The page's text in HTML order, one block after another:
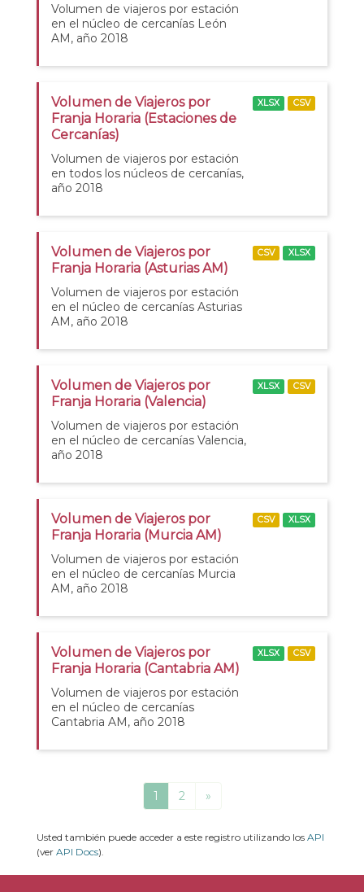
Volumen de viajeros por estación
en el núcleo de cercanías León
AM, año 2018
Volumen de Viajeros por
Franja Horaria (Estaciones de
Cercanías)
Volumen de viajeros por estación
en todos los núcleos de cercanías,
año 2018
XLSX CSV
Volumen de Viajeros por
Franja Horaria (Asturias AM)
Volumen de viajeros por estación
en el núcleo de cercanías Asturias
AM, año 2018
CSV XLSX
Volumen de Viajeros por
Franja Horaria (Valencia)
Volumen de viajeros por estación
en el núcleo de cercanías Valencia,
año 2018
XLSX CSV
Volumen de Viajeros por
Franja Horaria (Murcia AM)
Volumen de viajeros por estación
en el núcleo de cercanías Murcia
AM, año 2018
CSV XLSX
Volumen de Viajeros por
Franja Horaria (Cantabria AM)
Volumen de viajeros por estación
en el núcleo de cercanías
Cantabria AM, año 2018
XLSX CSV
1 2 »
Usted también puede acceder a este registro utilizando los API
(ver API Docs).